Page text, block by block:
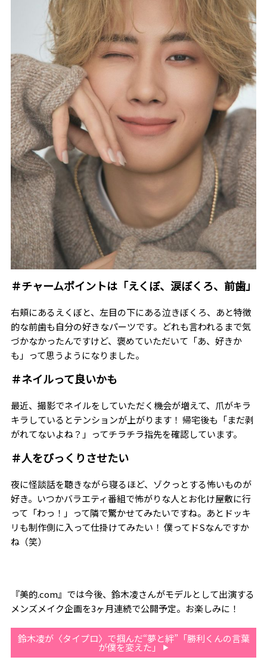
＃チャームポイントは「えくぼ、涙ぼくろ、前歯」
右頬にあるえくぼと、左目の下にある泣きぼくろ、あと特徴
的な前歯も自分の好きなパーツです。どれも言われるまで気
づかなかったんですけど、褒めていただいて「あ、好きか
も」って思うようになりました。
＃ネイルって良いかも
最近、撮影でネイルをしていただく機会が増えて、爪がキラ
キラしているとテンションが上がります！ 帰宅後も「まだ剥
がれてないよね？」ってチラチラ指先を確認しています。
＃人をびっくりさせたい
夜に怪談話を聴きながら寝るほど、ゾクっとする怖いものが
好き。いつかバラエティ番組で怖がりな人とお化け屋敷に行
って「わっ！」って隣で驚かせてみたいですね。あとドッキ
リも制作側に入って仕掛けてみたい！ 僕ってドSなんですか
ね（笑）
『美的.com』では今後、鈴木凌さんがモデルとして出演する
メンズメイク企画を3ヶ月連続で公開予定。お楽しみに！
鈴木凌が〈タイプロ〉で掴んだ“夢と絆”「勝利くんの言葉
が僕を変えた」